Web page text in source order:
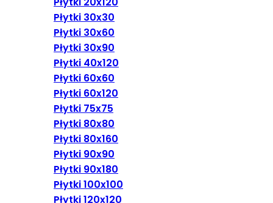
Płytki 30x30
Płytki 30x60
Płytki 30x90
Płytki 40x120
Płytki 60x60
Płytki 60x120
Płytki 75x75
Płytki 80x80
Płytki 80x160
Płytki 90x90
Płytki 90x180
Płytki 100x100
Płytki 120x120